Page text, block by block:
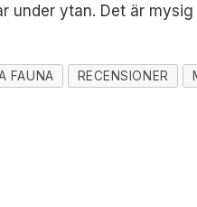
under ytan. Det är
FAUNA RECENSIONER